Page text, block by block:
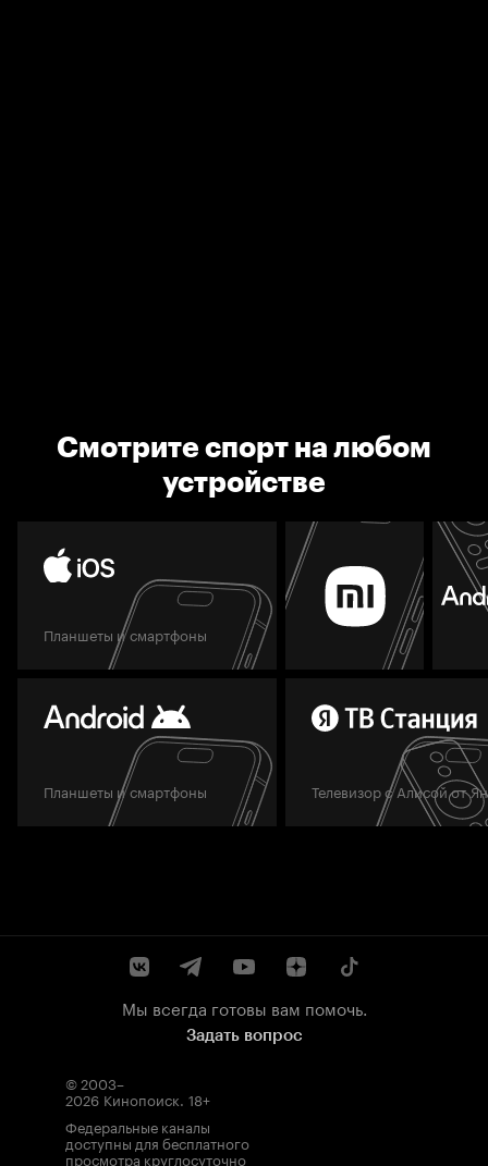
Смотрите спорт на любом
устройстве
Планшеты и смартфоны
Планшеты и смартфоны Телевизор с Алисой от
Мы всегда готовы вам помочь.
Задать вопрос
© 2003–
2026 Кинопоиск. 18+
Федеральные каналы
доступны для бесплатного
просмотра круглосуточно